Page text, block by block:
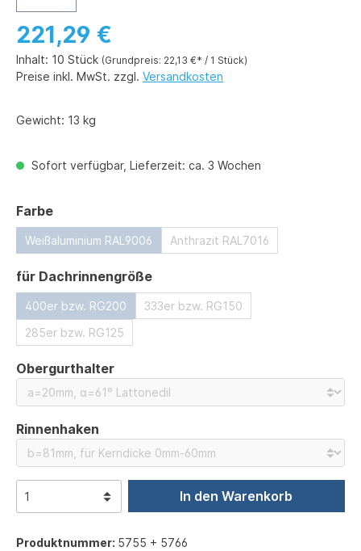
221,29 €
Inhalt: 10 Stück (Grundpreis: 22,13 €* / 1 Stück)
Preise inkl. MwSt. zzgl. Versandkosten
Gewicht: 13 kg
Sofort verfügbar, Lieferzeit: ca. 3 Wochen
Farbeauswählen
Weißaluminium RAL9006 Anthrazit RAL7016
für Dachrinnengrößeauswählen
400er bzw. RG200
333er bzw. RG150
285er bzw. RG125
Obergurthalterauswählen
Rinnenhaken
In den Warenkorb
Produktnummer: 5755 + 5766